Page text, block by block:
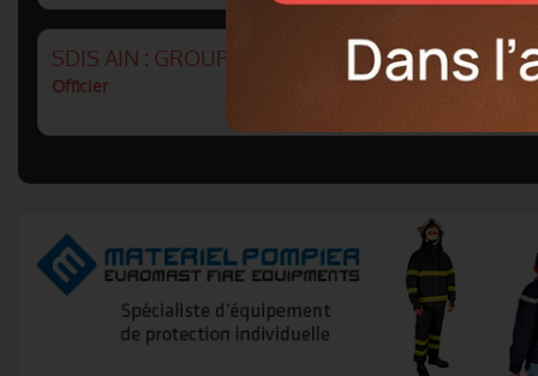
SDIS AIN : GROUPEMENT PRÉVENTION ET
Officier